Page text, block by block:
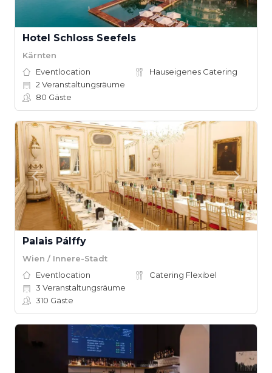
Hotel Schloss Seefels
Kärnten
Eventlocation
Hauseigenes Catering
2 Veranstaltungsräume
80 Gäste
Palais Pálffy
Wien / Innere-Stadt
Eventlocation
Catering Flexibel
3 Veranstaltungsräume
310 Gäste